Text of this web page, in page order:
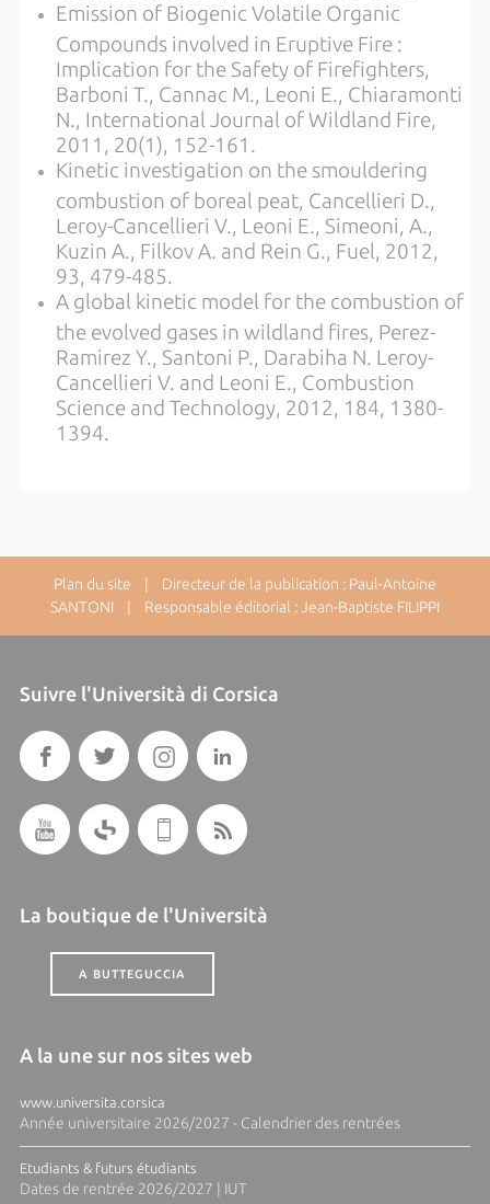
Emission of Biogenic Volatile Organic
Compounds involved in Eruptive Fire :
Implication for the Safety of Firefighters,
Barboni T., Cannac M., Leoni E., Chiaramonti
N., International Journal of Wildland Fire,
2011, 20(1), 152-161.
Kinetic investigation on the smouldering
combustion of boreal peat, Cancellieri D.,
Leroy-Cancellieri V., Leoni E., Simeoni, A.,
Kuzin A., Filkov A. and Rein G., Fuel, 2012,
93, 479-485.
A global kinetic model for the combustion of
the evolved gases in wildland fires, Perez-
Ramirez Y., Santoni P., Darabiha N. Leroy-
Cancellieri V. and Leoni E., Combustion
Science and Technology, 2012, 184, 1380-
1394.
Plan du site | Directeur de la publication : Paul-Antoine
SANTONI | Responsable éditorial : Jean-Baptiste FILIPPI
Suivre l'Università di Corsica
La boutique de l'Università
A BUTTEGUCCIA
A la une sur nos sites web
www.universita.corsica
Année universitaire 2026/2027 - Calendrier des rentrées
Etudiants & futurs étudiants
Dates de rentrée 2026/2027 | IUT